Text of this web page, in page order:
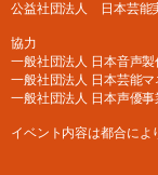
公益社団法人 日本芸能
協力
一般社団法人 日本音声製
一般社団法人 日本芸能
一般社団法人 日本声優
イベント内容は都合によ